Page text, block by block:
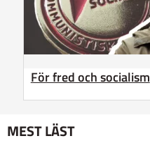
För fred och socialism
MEST LÄST